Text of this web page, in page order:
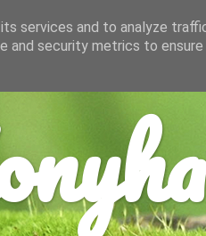
services and to analyze
and security metrics to